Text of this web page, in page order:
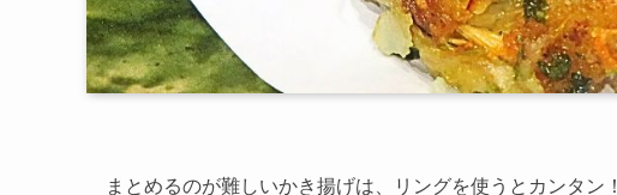
まとめるのが難しいかき揚げは、リングを使うとカンタン！